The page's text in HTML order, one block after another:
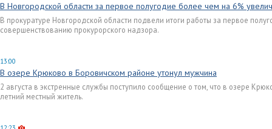
В Новгородской области за первое полугодие более чем на 6%
В прокуратуре Новгородской области подвели итоги работы за первое
совершенствованию прокурорского надзора.
13:00
В озере Крюково в Боровичском районе утонул мужчина
2 августа в экстренные службы поступило сообщение о том, что в озере
летний местный житель.